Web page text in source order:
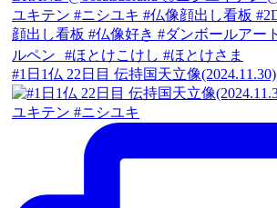
#1日1仏 22日目 伝持国天立像(2024.11.30)